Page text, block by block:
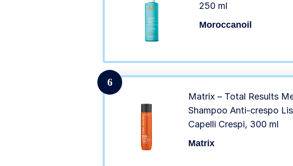
250 ml
Moroccanoil
6
Matrix – Total Results
Shampoo Anti-crespo
Capelli Crespi, 300 ml
Matrix